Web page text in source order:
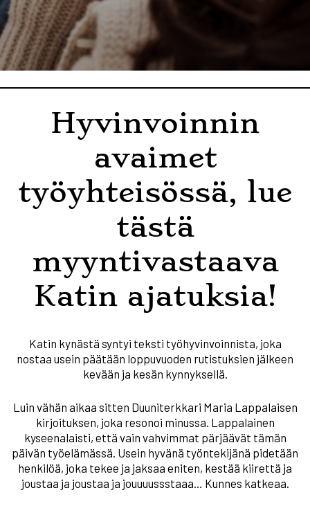
Hyvinvoinnin
avaimet
työyhteisössä, lue
tästä
myyntivastaava
Katin ajatuksia!
Katin kynästä syntyi teksti työhyvinvoinnista, joka
nostaa usein päätään loppuvuoden rutistuksien jälkeen
kevään ja kesän kynnyksellä.
Luin vähän aikaa sitten Duuniterkkari Maria Lappalaisen
kirjoituksen, joka resonoi minussa. Lappalainen
kyseenalaisti, että vain vahvimmat pärjäävät tämän
päivän työelämässä. Usein hyvänä työntekijänä pidetään
henkilöä, joka tekee ja jaksaa eniten, kestää kiirettä ja
joustaa ja joustaa ja jouuuussstaaa… Kunnes katkeaa.